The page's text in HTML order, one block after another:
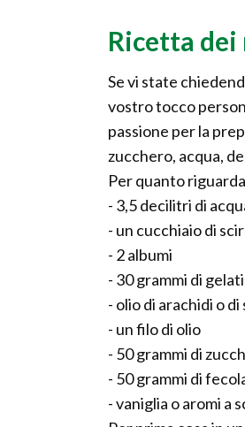
Ricetta
Se vi state
vostro tocco
passione per la
zucchero, acqua,
Per quanto
- 3,5 decilitri di
- un cucchiaio di
- 2 albumi
- 30 grammi di
- olio di arachidi o
- un filo di olio
- 50 grammi di
- 50 grammi di
- vaniglia o aromi a